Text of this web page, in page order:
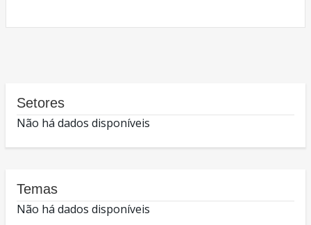
Setores
Não há dados disponíveis
Temas
Não há dados disponíveis